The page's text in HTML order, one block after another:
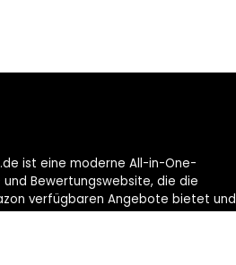
ist eine moderne All-in-One-
und Bewertungswebsite, die die
verfügbaren Angebote bietet und
hinzugefügten Blogs auf dem